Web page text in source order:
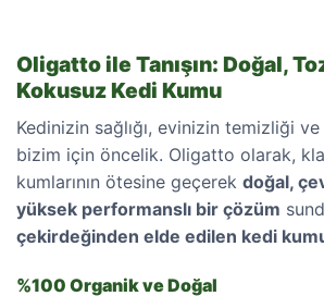
Oligatto ile Tanışın: Doğal,
Kokusuz Kedi Kumu
Kedinizin sağlığı, evinizin temizliği
bizim için öncelik. Oligatto olarak,
kumlarının ötesine geçerek doğal,
yüksek performanslı bir çözüm
çekirdeğinden elde edilen kedi
%100 Organik ve Doğal